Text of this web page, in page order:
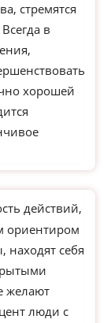
стремятся
в
хорошей
действий,
ориентиром
находят себя
желают
люди с